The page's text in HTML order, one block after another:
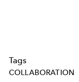
Tags
COLLABORATION